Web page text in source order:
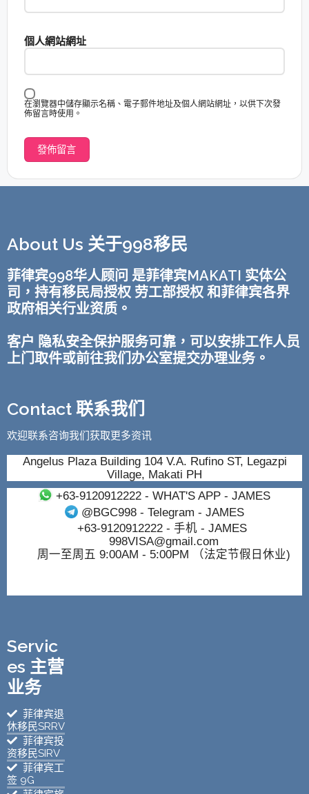
個人網站網址
在瀏覽器中儲存顯示名稱、電子郵件地址及個人網站網址，以供下次發
佈留言時使用。
About Us 关于998移民
菲律宾998华人顾问 是菲律宾MAKATI 实体公
司，持有移民局授权 劳工部授权 和菲律宾各界
政府相关行业资质。
客户 隐私安全保护服务可靠，可以安排工作人员
上门取件或前往我们办公室提交办理业务。
Contact 联系我们
欢迎联系咨询我们获取更多资讯
Angelus Plaza Building 104 V.A. Rufino ST, Legazpi
Village, Makati PH
+63-9120912222- WHAT'S APP - JAMES
@BGC998 - Telegram - JAMES
+63-9120912222- 手机 - JAMES
998VISA@gmail.com
周一至周五 9:00AM - 5:00PM （法定节假日休业)
Servic
es 主营
业务
菲律宾退
休移民SRRV
菲律宾投
资移民SIRV
菲律宾工
签 9G